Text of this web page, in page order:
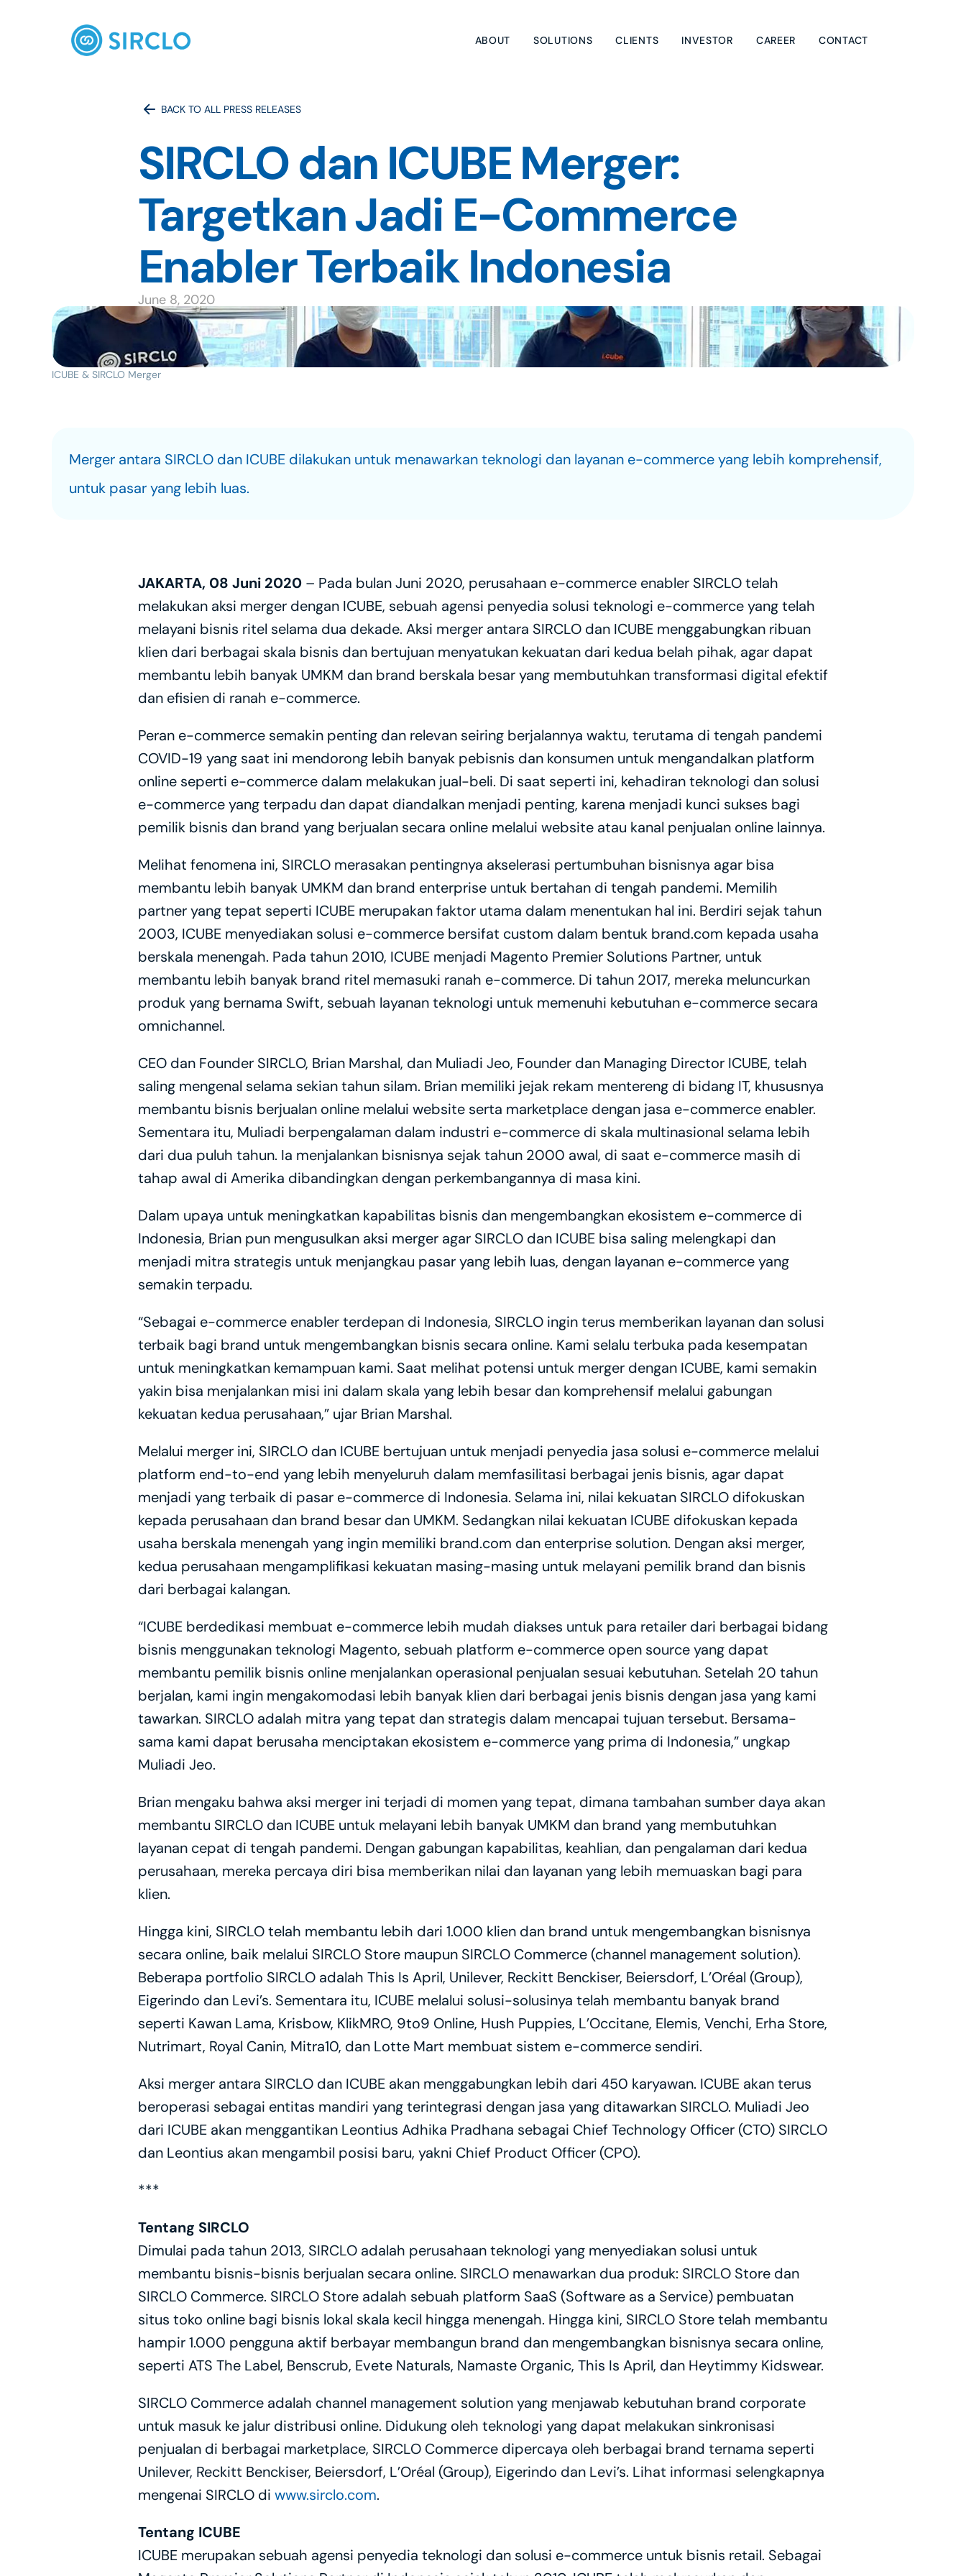
ABOUT SOLUTIONS CLIENTS INVESTOR CAREER CONTACT
BACK TO ALL PRESS RELEASES
SIRCLO dan ICUBE Merger:
Targetkan Jadi E-Commerce
Enabler Terbaik Indonesia
June 8, 2020
ICUBE & SIRCLO Merger
Merger antara SIRCLO dan ICUBE dilakukan untuk menawarkan teknologi dan layanan e-commerce yang lebih komprehensif,
untuk pasar yang lebih luas.
JAKARTA, 08 Juni 2020 – Pada bulan Juni 2020, perusahaan e-commerce enabler SIRCLO telah
melakukan aksi merger dengan ICUBE, sebuah agensi penyedia solusi teknologi e-commerce yang telah
melayani bisnis ritel selama dua dekade. Aksi merger antara SIRCLO dan ICUBE menggabungkan ribuan
klien dari berbagai skala bisnis dan bertujuan menyatukan kekuatan dari kedua belah pihak, agar dapat
membantu lebih banyak UMKM dan brand berskala besar yang membutuhkan transformasi digital efektif
dan efisien di ranah e-commerce.
Peran e-commerce semakin penting dan relevan seiring berjalannya waktu, terutama di tengah pandemi
COVID-19 yang saat ini mendorong lebih banyak pebisnis dan konsumen untuk mengandalkan platform
online seperti e-commerce dalam melakukan jual-beli. Di saat seperti ini, kehadiran teknologi dan solusi
e-commerce yang terpadu dan dapat diandalkan menjadi penting, karena menjadi kunci sukses bagi
pemilik bisnis dan brand yang berjualan secara online melalui website atau kanal penjualan online lainnya.
Melihat fenomena ini, SIRCLO merasakan pentingnya akselerasi pertumbuhan bisnisnya agar bisa
membantu lebih banyak UMKM dan brand enterprise untuk bertahan di tengah pandemi. Memilih
partner yang tepat seperti ICUBE merupakan faktor utama dalam menentukan hal ini. Berdiri sejak tahun
2003, ICUBE menyediakan solusi e-commerce bersifat custom dalam bentuk brand.com kepada usaha
berskala menengah. Pada tahun 2010, ICUBE menjadi Magento Premier Solutions Partner, untuk
membantu lebih banyak brand ritel memasuki ranah e-commerce. Di tahun 2017, mereka meluncurkan
produk yang bernama Swift, sebuah layanan teknologi untuk memenuhi kebutuhan e-commerce secara
omnichannel.
CEO dan Founder SIRCLO, Brian Marshal, dan Muliadi Jeo, Founder dan Managing Director ICUBE, telah
saling mengenal selama sekian tahun silam. Brian memiliki jejak rekam mentereng di bidang IT, khususnya
membantu bisnis berjualan online melalui website serta marketplace dengan jasa e-commerce enabler.
Sementara itu, Muliadi berpengalaman dalam industri e-commerce di skala multinasional selama lebih
dari dua puluh tahun. Ia menjalankan bisnisnya sejak tahun 2000 awal, di saat e-commerce masih di
tahap awal di Amerika dibandingkan dengan perkembangannya di masa kini.
Dalam upaya untuk meningkatkan kapabilitas bisnis dan mengembangkan ekosistem e-commerce di
Indonesia, Brian pun mengusulkan aksi merger agar SIRCLO dan ICUBE bisa saling melengkapi dan
menjadi mitra strategis untuk menjangkau pasar yang lebih luas, dengan layanan e-commerce yang
semakin terpadu.
“Sebagai e-commerce enabler terdepan di Indonesia, SIRCLO ingin terus memberikan layanan dan solusi
terbaik bagi brand untuk mengembangkan bisnis secara online. Kami selalu terbuka pada kesempatan
untuk meningkatkan kemampuan kami. Saat melihat potensi untuk merger dengan ICUBE, kami semakin
yakin bisa menjalankan misi ini dalam skala yang lebih besar dan komprehensif melalui gabungan
kekuatan kedua perusahaan,” ujar Brian Marshal.
Melalui merger ini, SIRCLO dan ICUBE bertujuan untuk menjadi penyedia jasa solusi e-commerce melalui
platform end-to-end yang lebih menyeluruh dalam memfasilitasi berbagai jenis bisnis, agar dapat
menjadi yang terbaik di pasar e-commerce di Indonesia. Selama ini, nilai kekuatan SIRCLO difokuskan
kepada perusahaan dan brand besar dan UMKM. Sedangkan nilai kekuatan ICUBE difokuskan kepada
usaha berskala menengah yang ingin memiliki brand.com dan enterprise solution. Dengan aksi merger,
kedua perusahaan mengamplifikasi kekuatan masing-masing untuk melayani pemilik brand dan bisnis
dari berbagai kalangan.
“ICUBE berdedikasi membuat e-commerce lebih mudah diakses untuk para retailer dari berbagai bidang
bisnis menggunakan teknologi Magento, sebuah platform e-commerce open source yang dapat
membantu pemilik bisnis online menjalankan operasional penjualan sesuai kebutuhan. Setelah 20 tahun
berjalan, kami ingin mengakomodasi lebih banyak klien dari berbagai jenis bisnis dengan jasa yang kami
tawarkan. SIRCLO adalah mitra yang tepat dan strategis dalam mencapai tujuan tersebut. Bersama-
sama kami dapat berusaha menciptakan ekosistem e-commerce yang prima di Indonesia,” ungkap
Muliadi Jeo.
Brian mengaku bahwa aksi merger ini terjadi di momen yang tepat, dimana tambahan sumber daya akan
membantu SIRCLO dan ICUBE untuk melayani lebih banyak UMKM dan brand yang membutuhkan
layanan cepat di tengah pandemi. Dengan gabungan kapabilitas, keahlian, dan pengalaman dari kedua
perusahaan, mereka percaya diri bisa memberikan nilai dan layanan yang lebih memuaskan bagi para
klien.
Hingga kini, SIRCLO telah membantu lebih dari 1.000 klien dan brand untuk mengembangkan bisnisnya
secara online, baik melalui SIRCLO Store maupun SIRCLO Commerce (channel management solution).
Beberapa portfolio SIRCLO adalah This Is April, Unilever, Reckitt Benckiser, Beiersdorf, L’Oréal (Group),
Eigerindo dan Levi’s. Sementara itu, ICUBE melalui solusi-solusinya telah membantu banyak brand
seperti Kawan Lama, Krisbow, KlikMRO, 9to9 Online, Hush Puppies, L’Occitane, Elemis, Venchi, Erha Store,
Nutrimart, Royal Canin, Mitra10, dan Lotte Mart membuat sistem e-commerce sendiri.
Aksi merger antara SIRCLO dan ICUBE akan menggabungkan lebih dari 450 karyawan. ICUBE akan terus
beroperasi sebagai entitas mandiri yang terintegrasi dengan jasa yang ditawarkan SIRCLO. Muliadi Jeo
dari ICUBE akan menggantikan Leontius Adhika Pradhana sebagai Chief Technology Officer (CTO) SIRCLO
dan Leontius akan mengambil posisi baru, yakni Chief Product Officer (CPO).
***
Tentang SIRCLO
Dimulai pada tahun 2013, SIRCLO adalah perusahaan teknologi yang menyediakan solusi untuk
membantu bisnis-bisnis berjualan secara online. SIRCLO menawarkan dua produk: SIRCLO Store dan
SIRCLO Commerce. SIRCLO Store adalah sebuah platform SaaS (Software as a Service) pembuatan
situs toko online bagi bisnis lokal skala kecil hingga menengah. Hingga kini, SIRCLO Store telah membantu
hampir 1.000 pengguna aktif berbayar membangun brand dan mengembangkan bisnisnya secara online,
seperti ATS The Label, Benscrub, Evete Naturals, Namaste Organic, This Is April, dan Heytimmy Kidswear.
SIRCLO Commerce adalah channel management solution yang menjawab kebutuhan brand corporate
untuk masuk ke jalur distribusi online. Didukung oleh teknologi yang dapat melakukan sinkronisasi
penjualan di berbagai marketplace, SIRCLO Commerce dipercaya oleh berbagai brand ternama seperti
Unilever, Reckitt Benckiser, Beiersdorf, L’Oréal (Group), Eigerindo dan Levi’s. Lihat informasi selengkapnya
mengenai SIRCLO di www.sirclo.com.
Tentang ICUBE
ICUBE merupakan sebuah agensi penyedia teknologi dan solusi e-commerce untuk bisnis retail. Sebagai